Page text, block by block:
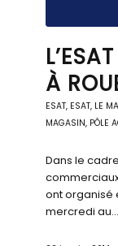
À
ESAT, ESAT, LE
MAGASIN, PÔLE
Dans le
commerciaux
ont organisé
mercredi au…